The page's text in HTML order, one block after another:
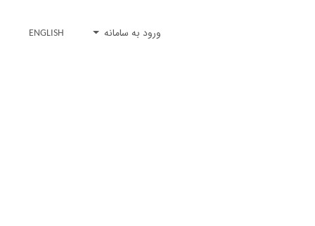
ورود به سامانه ENGLISH